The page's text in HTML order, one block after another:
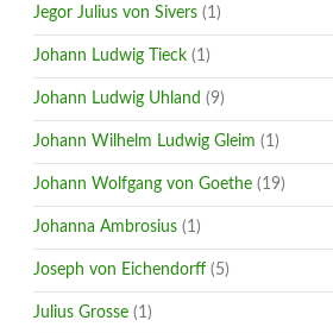
Jegor Julius von Sivers (1)
Johann Ludwig Tieck (1)
Johann Ludwig Uhland (9)
Johann Wilhelm Ludwig Gleim (1)
Johann Wolfgang von Goethe (19)
Johanna Ambrosius (1)
Joseph von Eichendorff(5)
Julius Grosse (1)